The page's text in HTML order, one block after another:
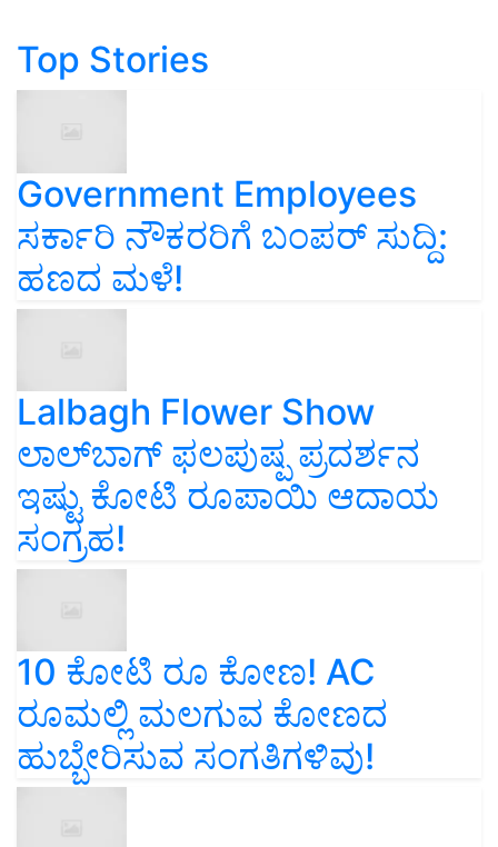
Top Stories
Government Employees
ಸರ್ಕಾರಿ ನೌಕರರಿಗೆ ಬಂಪರ್‌ ಸುದ್ದಿ:
ಹಣದ ಮಳೆ!
Lalbagh Flower Show
ಲಾಲ್‌ಬಾಗ್ ಫಲಪುಷ್ಪ ಪ್ರದರ್ಶನ
ಇಷ್ಟು ಕೋಟಿ ರೂಪಾಯಿ ಆದಾಯ
ಸಂಗ್ರಹ!
10 ಕೋಟಿ ರೂ ಕೋಣ! AC
ರೂಮಲ್ಲಿ ಮಲಗುವ ಕೋಣದ
ಹುಬ್ಬೇರಿಸುವ ಸಂಗತಿಗಳಿವು!